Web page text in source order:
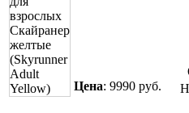
Цена: 9990 руб.